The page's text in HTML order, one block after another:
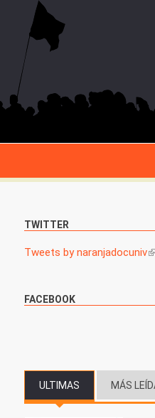
TWITTER
Tweets by naranjadocuniv
FACEBOOK
ULTIMAS (SOLAPAMÁS